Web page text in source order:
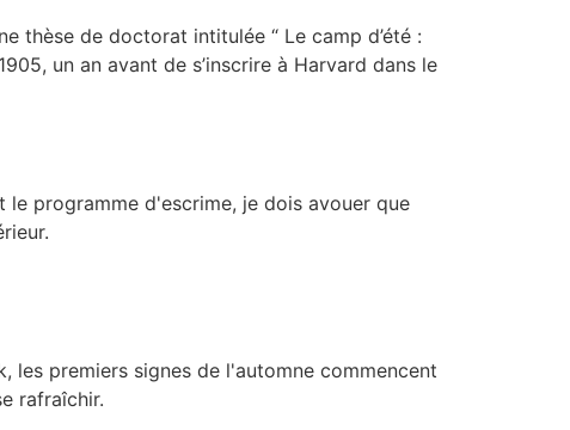
thèse de doctorat intitulée “ Le camp d’été :
un an avant de s’inscrire à Harvard dans le
programme d'escrime, je dois avouer que
les premiers signes de l'automne commencent
rafraîchir.